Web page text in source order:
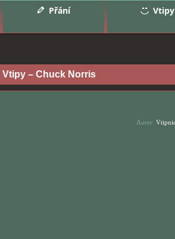
Přání Vtipy
Vtipy – Chuck Norris
Autor: